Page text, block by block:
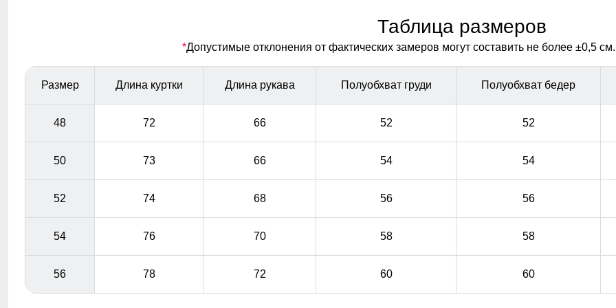
Эта мужская куртка с водонепроницаемостью 8 000
и комфорт в зимние месяцы.
Таблица размеров
*Допустимые отклонения от фактических замеров могут составить не более ±0,5
Размер Длина куртки Длина рукава Полуобхват груди Полуобхват бедер
48 72 66 52 52
50 73 66 54 54
52 74 68 56 56
54 76 70 58 58
56 78 72 60 60